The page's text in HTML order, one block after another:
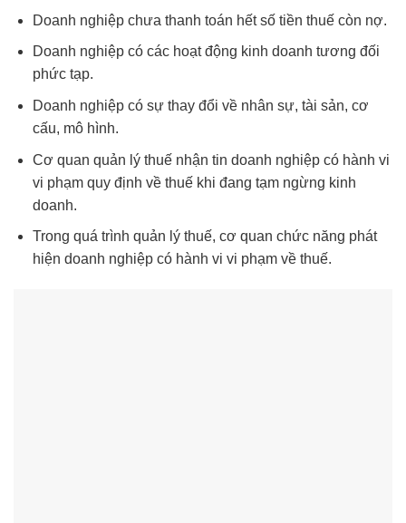
Doanh nghiệp chưa thanh toán hết số tiền thuế còn nợ.
Doanh nghiệp có các hoạt động kinh doanh tương đối
phức tạp.
Doanh nghiệp có sự thay đổi về nhân sự, tài sản, cơ
cấu, mô hình.
Cơ quan quản lý thuế nhận tin doanh nghiệp có hành vi
vi phạm quy định về thuế khi đang tạm ngừng kinh
doanh.
Trong quá trình quản lý thuế, cơ quan chức năng phát
hiện doanh nghiệp có hành vi vi phạm về thuế.